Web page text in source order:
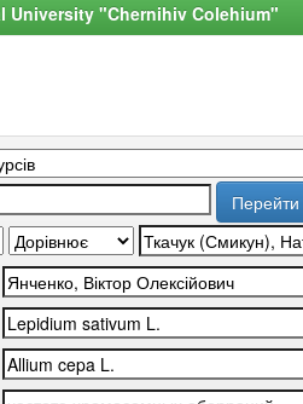
University "Chernihiv Colehium"